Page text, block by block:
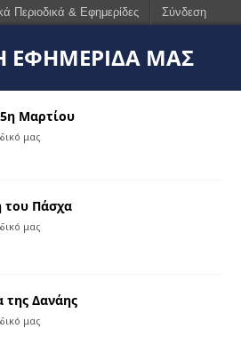
ΕΦΗΜΕΡΊΔΑ ΜΑΣ
Μαρτίου
μας
του Πάσχα
μας
της Δανάης
μας
Περιοδικά & Εφημερίδες Σύνδεση